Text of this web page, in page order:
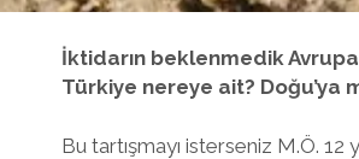
İktidarın beklenmedik
Türkiye nereye ait? Doğu’ya
Bu tartışmayı isterseniz M.Ö.